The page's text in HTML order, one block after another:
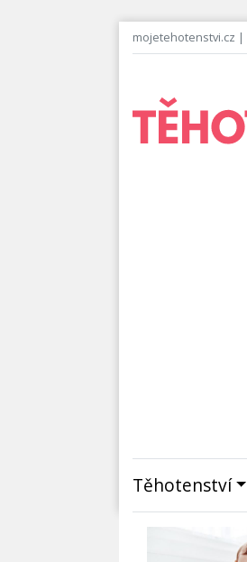
mojetehotenstvi.cz |
Těhotenství